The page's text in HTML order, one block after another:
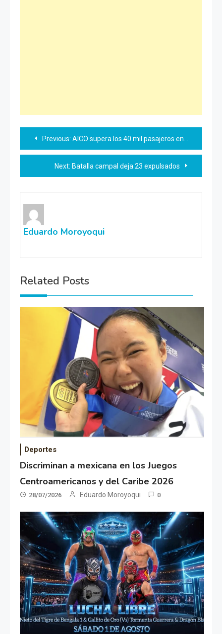
Navegación
de
entradas
Previous: AICO supera los 40 mil pasajeros en mayo
Next: Batalla campal deja 23 expulsados
Eduardo Moroyoqui
Related Posts
Deportes
Discriminan a mexicana en los Juegos
Centroamericanos y del Caribe 2026
28/07/2026 Eduardo Moroyoqui 0